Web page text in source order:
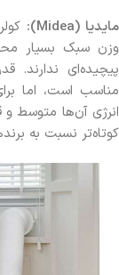
مایدیا (Midea):
وزن سبک بسیار
پیچیده‌ای
مناسب است، اما
انرژی آن‌ها متوسط
کوتاه‌تر نسبت به